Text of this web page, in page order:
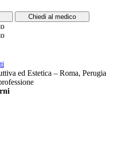
Chiedi al medico
ed Estetica – Roma, Perugia